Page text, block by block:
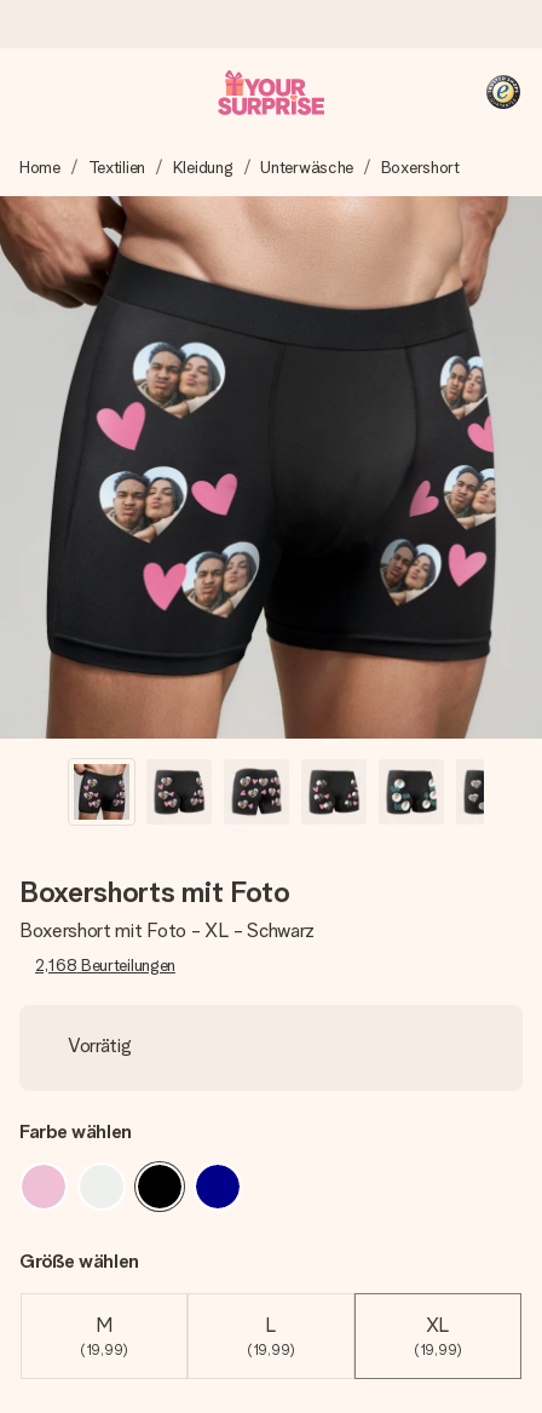
Wir bereiten dein Geschenk sorgfältig vor und schicken es
blitzschnell – damit du es genau zum richtigen Zeitpunkt
überreichen kannst, wenn es am meisten zählt.
4,8 (basierend auf +15.000 Bewertungen)
Unsere Geschenke begeistern. Kunden bewerten uns mit
4,8 bei Google Reviews (Gesamtergebnis aller Länder, in
die wir versenden).
+49 39292 929695
Montag - Freitag : 8:30 - 17:00 Uhr
Samstag - Sonntag : 8:30 - 13:00 Uhr
Home Textilien Kleidung Unterwäsche Boxershort
Boxershorts mit Foto
Boxershort mit Foto - XL - Schwarz
2,168 Beurteilungen
Vorrätig
Farbe wählen
Größe wählen
M
(19,99)
L
(19,99)
XL
(19,99)